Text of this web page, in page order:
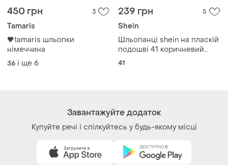
450 грн 3
Tamaris
🖤tamaris шльопки
німеччина
36 і ще 6
239 грн 5
Shein
Шльопанці shein на пласкій
подошві 41 коричневий
(7956841)
41
Завантажуйте додаток
Купуйте речі і спілкуйтесь у будь-якому місці